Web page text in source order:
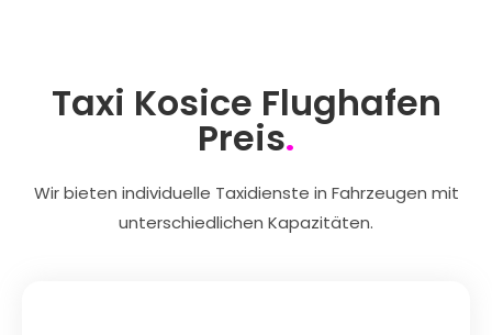
Taxi Kosice Flughafen
Preis.
Wir bieten individuelle Taxidienste in Fahrzeugen mit
unterschiedlichen Kapazitäten.